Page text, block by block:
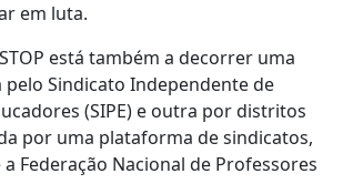
em luta.
está também a decorrer uma
pelo Sindicato Independente de
(SIPE) e outra por distritos
por uma plataforma de sindicatos,
Federação Nacional de Professores